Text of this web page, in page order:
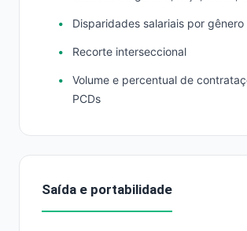
Disparidades salariais por gênero
Recorte interseccional
Volume e percentual de
PCDs
Saída e portabilidade